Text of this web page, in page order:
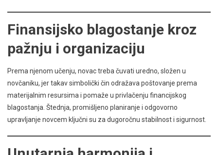
Finansijsko blagostanje kroz
pažnju i organizaciju
Prema njenom učenju, novac treba čuvati uredno, složen u
novčaniku, jer takav simbolički čin odražava poštovanje prema
materijalnim resursima i pomaže u privlačenju financijskog
blagostanja. Štednja, promišljeno planiranje i odgovorno
upravljanje novcem ključni su za dugoročnu stabilnost i sigurnost.